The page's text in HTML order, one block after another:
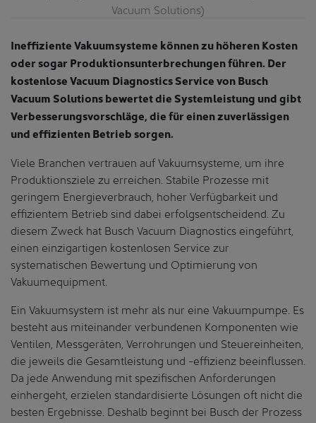
Vacuum Solutions)
Ineffiziente Vakuumsysteme können zu höheren Kosten
oder sogar Produktionsunterbrechungen führen. Der
kostenlose Vacuum Diagnostics Service von Busch
Vacuum Solutions bewertet die Systemleistung und gibt
Verbesserungsvorschläge, die für einen zuverlässigen
und effizienten Betrieb sorgen.
Viele Branchen vertrauen auf Vakuumsysteme, um ihre
Produktionsziele zu erreichen. Stabile Prozesse mit
geringem Energieverbrauch, hoher Verfügbarkeit und
effizientem Betrieb sind dabei erfolgsentscheidend. Zu
diesem Zweck hat Busch Vacuum Diagnostics eingeführt,
einen einzigartigen kostenlosen Service zur
systematischen Bewertung und Optimierung von
Vakuumequipment.
Ein Vakuumsystem ist mehr als nur eine Vakuumpumpe. Es
besteht aus miteinander verbundenen Komponenten wie
Ventilen, Messgeräten, Verrohrungen und Steuereinheiten,
die jeweils die Gesamtleistung und -effizienz beeinflussen.
Da jede Anwendung mit spezifischen Anforderungen
einhergeht, erzielen standardisierte Lösungen oft nicht die
besten Ergebnisse. Deshalb beginnt bei Busch der Prozess